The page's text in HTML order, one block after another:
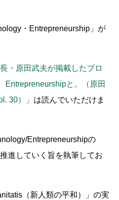
・Entrepreneurship」が
・原田武夫が掲載したブロ
Entrepreneurshipと。（原田
30）」 は読んでいただけま
Entrepreneurshipの
進していく旨を執筆してお
（新人類の平和）」の実